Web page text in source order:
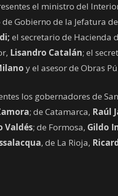
el ministro del
Gobierno de la Jefatura
el secretario de Hacienda
Lisandro Catalán; el
y el asesor de Obras
los gobernadores de
; de Catamarca, Raúl
Valdés; de Formosa, Gildo
, de La Rioja,